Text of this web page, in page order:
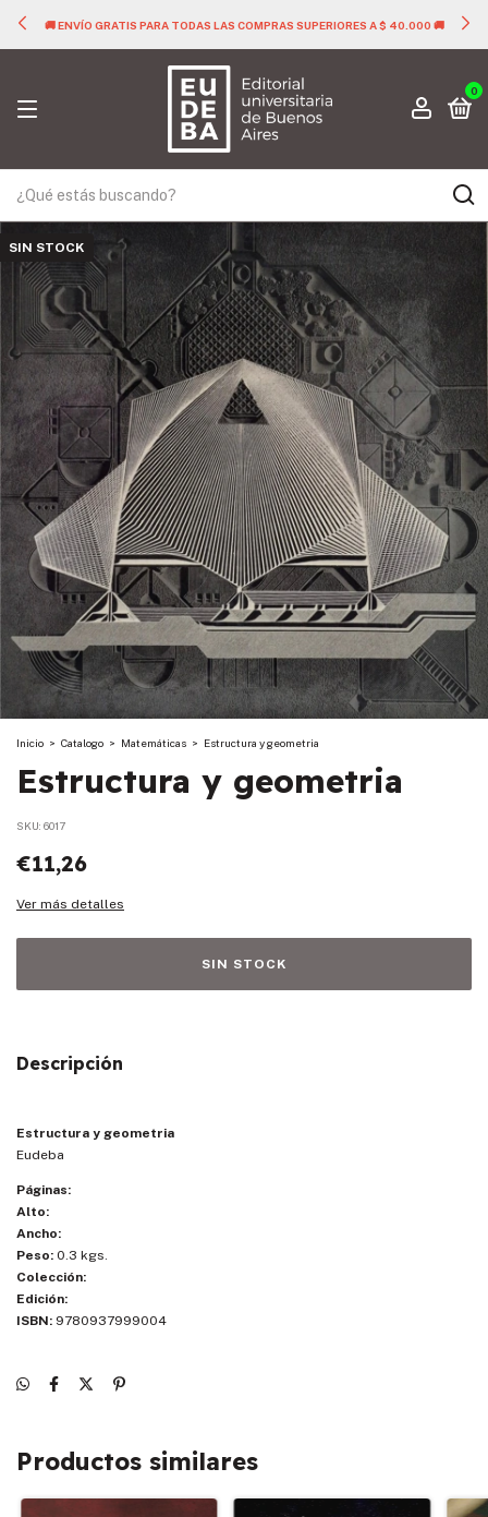
🚚 ENVÍO GRATIS PARA TODAS LAS COMPRAS SUPERIORES A $ 40.000 🚚
0
SIN STOCK
Inicio > Catalogo > Matemáticas > Estructura y geometria
Estructura y geometria
SKU: 6017
€11,26
Ver más detalles
Descripción
Estructura y geometria
Eudeba
Páginas:
Alto:
Ancho:
Peso: 0.3 kgs.
Colección:
Edición:
ISBN: 9780937999004
Productos similares